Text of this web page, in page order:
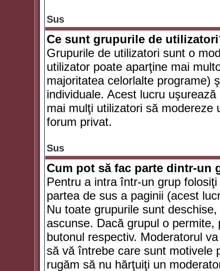
Sus
Ce sunt grupurile de
Grupurile de utilizatori sunt o
utilizator poate aparţine mai
majoritatea celorlalte programe)
individuale. Acest lucru
mai mulţi utilizatori să
forum privat.
Sus
Cum pot să fac parte dintr-un
Pentru a intra într-un grup
partea de sus a paginii (acest
Nu toate grupurile sunt
ascunse. Dacă grupul o
butonul respectiv. Moderatorul
să vă întrebe care sunt motivele
rugăm să nu hărţuiţi un